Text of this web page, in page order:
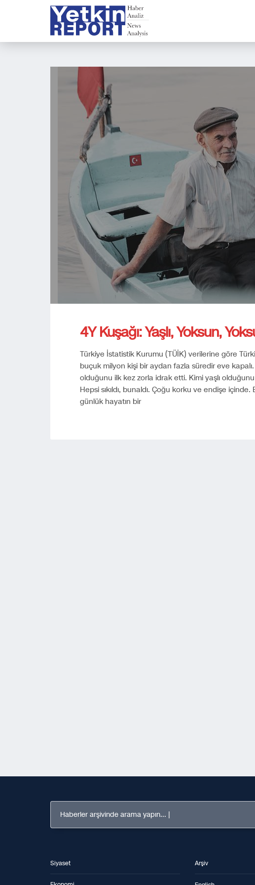
4Y Kuşağı: Yaşlı, Yoksun,
Türkiye İstatistik Kurumu (TÜİK) verilerine göre
buçuk milyon kişi bir aydan fazla süredir eve
olduğunu ilk kez zorla idrak etti. Kimi yaşlı
Hepsi sıkıldı, bunaldı. Çoğu korku ve endişe
günlük hayatın bir
Haberler arşivinde arama yapın...
Siyaset Arşiv